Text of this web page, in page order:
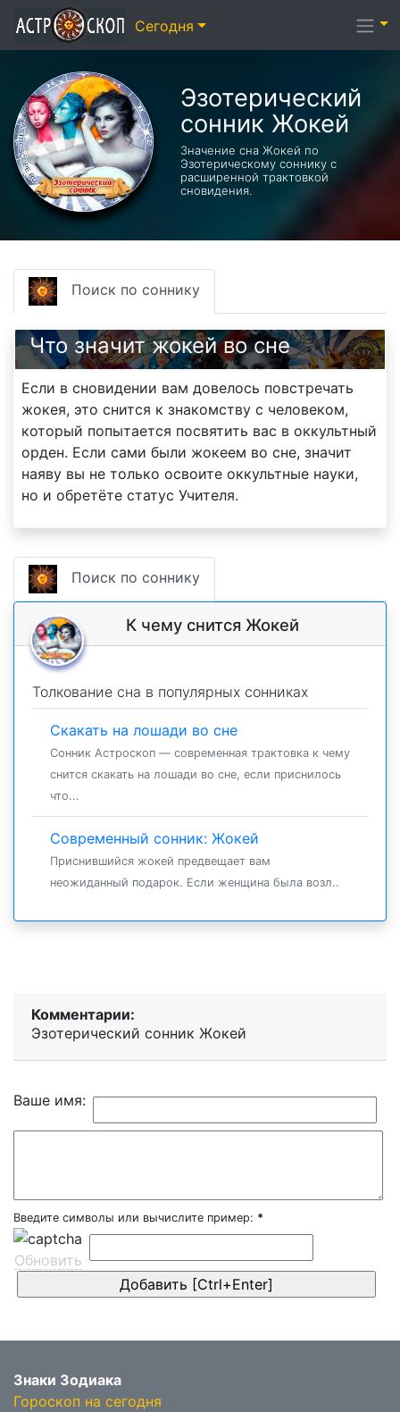
Эзотерический
cонник Жокей
Значение сна Жокей по
Эзотерическому соннику с
расширенной трактовкой
сновидения.
Поиск по соннику
Что значит жокей во сне
Если в сновидении вам довелось повстречать
жокея, это снится к знакомству с человеком,
который попытается посвятить вас в оккультный
орден. Если сами были жокеем во сне, значит
наяву вы не только освоите оккультные науки,
но и обретёте статус Учителя.
Поиск по соннику
К чему снится Жокей
Толкование сна в популярных сонниках
Скакать на лошади во сне
Сонник Астроскоп — современная трактовка к чему
снится скакать на лошади во сне, если приснилось
что...
Современный сонник: Жокей
Приснившийся жокей предвещает вам
неожиданный подарок. Если женщина была возл..
Комментарии:
Эзотерический cонник Жокей
Ваше имя:
Введите символы или вычислите пример: *
Обновить
Знаки Зодиака
Гороскоп на сегодня
Сегодня